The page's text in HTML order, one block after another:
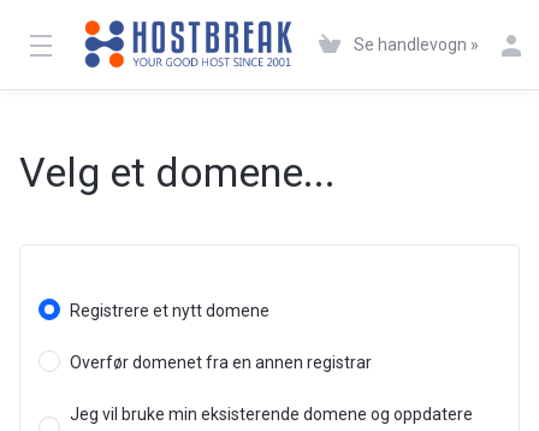
Se handlevogn »
Velg et domene...
Registrere et nytt domene
Overfør domenet fra en annen registrar
Jeg vil bruke min eksisterende domene og oppdatere